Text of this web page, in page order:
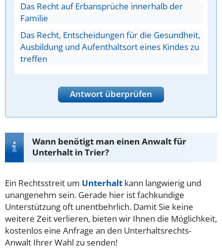
Das Recht auf Erbansprüche innerhalb der
Familie
Das Recht, Entscheidungen für die Gesundheit,
Ausbildung und Aufenthaltsort eines Kindes zu
treffen
Antwort überprüfen
Wann benötigt man einen Anwalt für
Unterhalt in Trier?
Ein Rechtsstreit um Unterhalt kann langwierig und
unangenehm sein. Gerade hier ist fachkundige
Unterstützung oft unentbehrlich. Damit Sie keine
weitere Zeit verlieren, bieten wir Ihnen die Möglichkeit,
kostenlos eine Anfrage an den Unterhaltsrechts-
Anwalt Ihrer Wahl zu senden!